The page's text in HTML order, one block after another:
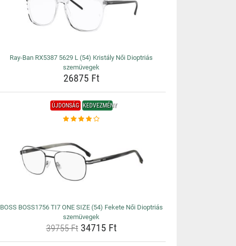
Ray-Ban RX5387 5629 L (54) Kristály Női Dioptriás
szemüvegek
26875 Ft
ÚJDONSÁG KEDVEZMÉNY
BOSS BOSS1756 TI7 ONE SIZE (54) Fekete Női Dioptriás
szemüvegek
39755 Ft34715 Ft